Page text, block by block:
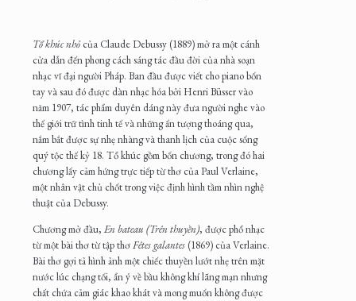
Tổ khúc nhỏcủa Claude Debussy (1889) mở ra một cánh
cửa dẫn đến phong cách sáng tác đầu đời của nhà soạn
nhạc vĩ đại người Pháp. Ban đầu được viết cho piano bốn
tay và sau đó được dàn nhạc hóa bởi Henri Büsser vào
năm 1907, tác phẩm duyên dáng này đưa người nghe vào
thế giới trữ tình tinh tế và những ấn tượng thoáng qua,
nắm bắt được sự nhẹ nhàng và thanh lịch của cuộc sống
quý tộc thế kỷ 18. Tổ khúc gồm bốn chương, trong đó hai
chương lấy cảm hứng trực tiếp từ thơ của Paul Verlaine,
một nhân vật chủ chốt trong việc định hình tầm nhìn nghệ
thuật của Debussy.
Chương mở đầu, En bateau (Trên thuyền), được phổ nhạc
từ một bài thơ từ tập thơFêtes galantes (1869) của Verlaine.
Bài thơ gợi tả hình ảnh một chiếc thuyền lướt nhẹ trên mặt
nước lúc chạng tối, ẩn ý về bầu không khí lãng mạn nhưng
chất chứa cảm giác khao khát và mong muốn không được